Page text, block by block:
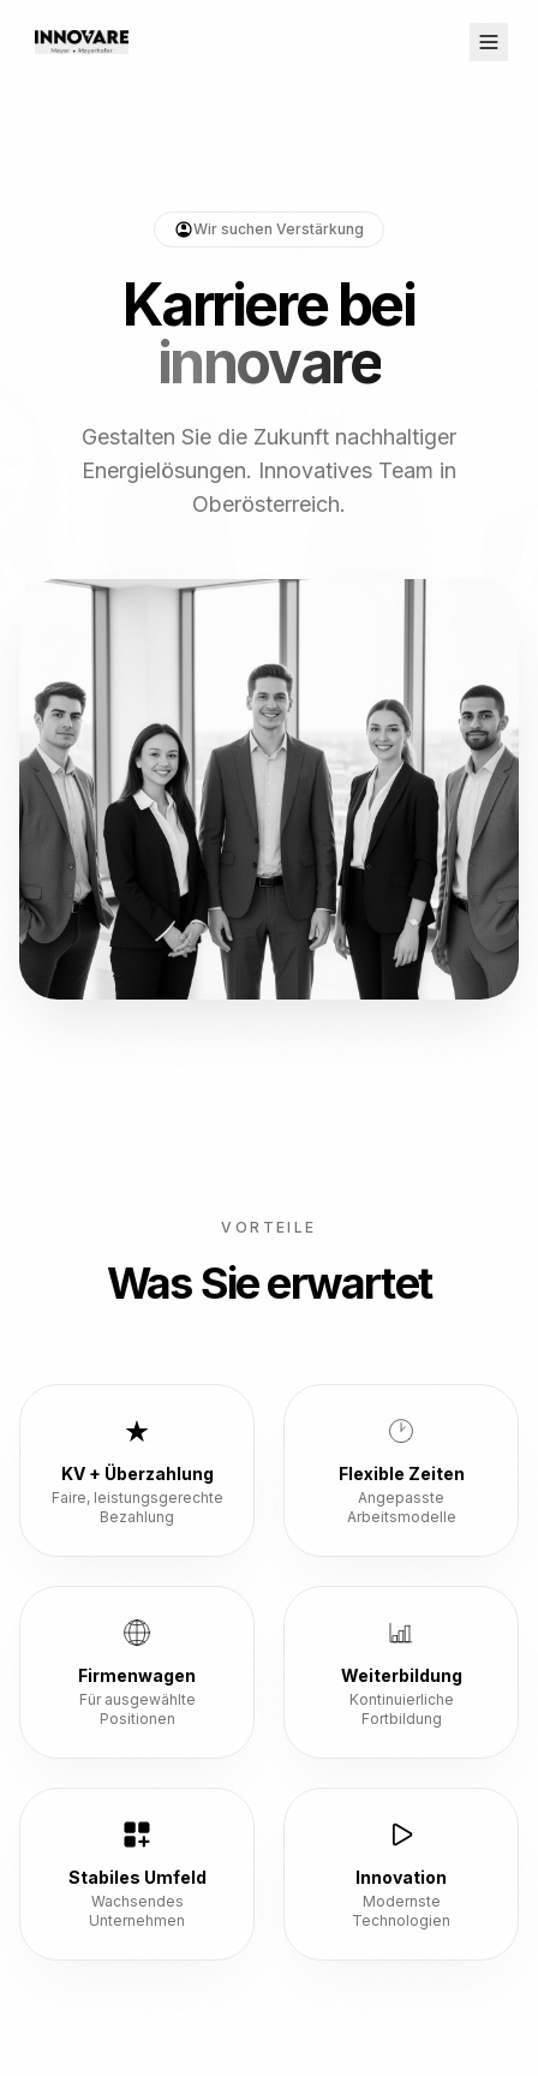
Wir suchen Verstärkung
Karriere bei
innovare
Gestalten Sie die Zukunft nachhaltiger
Energielösungen. Innovatives Team in
Oberösterreich.
VORTEILE
Was Sie erwartet
KV + Überzahlung
Faire, leistungsgerechte
Bezahlung
Flexible Zeiten
Angepasste
Arbeitsmodelle
Firmenwagen
Für ausgewählte
Positionen
Weiterbildung
Kontinuierliche
Fortbildung
Stabiles Umfeld
Wachsendes
Unternehmen
Innovation
Modernste
Technologien